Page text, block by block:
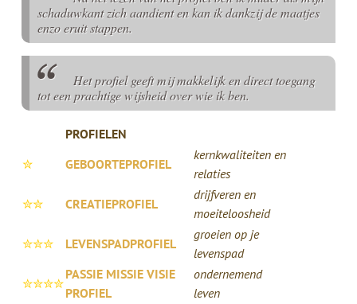
schaduwkant zich aandient en kan ik dankzij de maatjes
enzo eruit stappen.
Het profiel geeft mij makkelijk en direct toegang
tot een prachtige wijsheid over wie ik ben.
PROFIELEN
✮
GEBOORTEPROFIEL
kernkwaliteiten en
relaties
✮✮
CREATIEPROFIEL
drijfveren en
moeiteloosheid
✮✮✮
LEVENSPADPROFIEL
groeien op je
levenspad
✮✮✮✮
PASSIE MISSIE VISIE
PROFIEL
ondernemend
leven